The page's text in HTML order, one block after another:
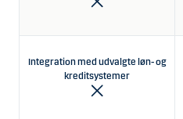
Integration med udvalgte løn- og
kreditsystemer